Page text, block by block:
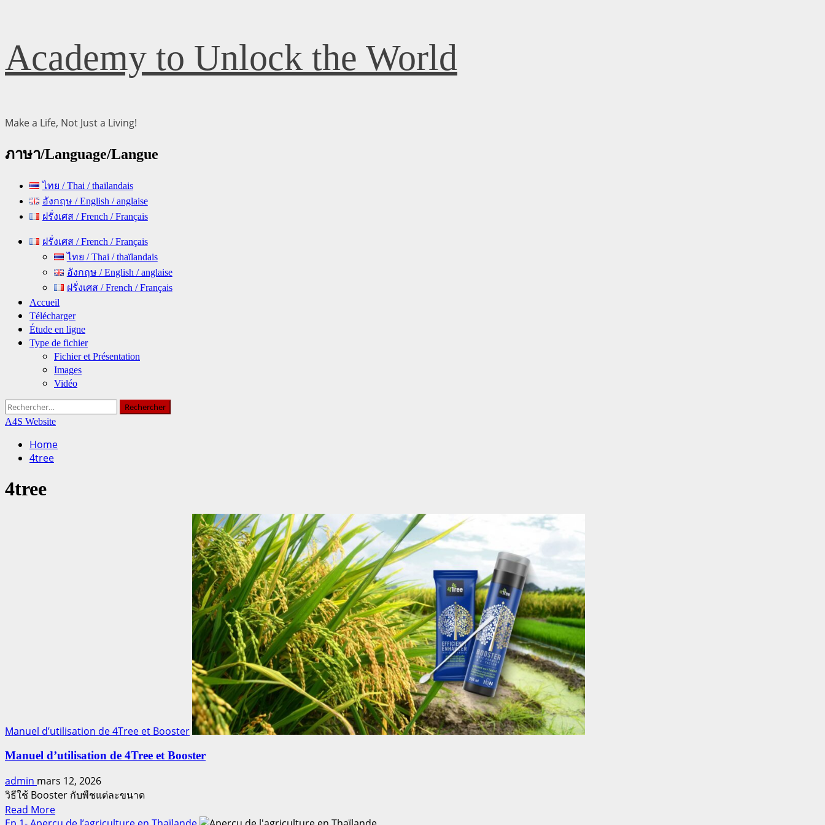
Skip
to
content
Academy to Unlock the World
Make a Life, Not Just a Living!
ภาษา/Language/Langue
ไทย / Thai / thaïlandais
อังกฤษ / English / anglaise
ฝรั่งเศส / French / Français
Primary ฝรั่งเศส / French / Français
ไทย / Thai / thaïlandais
อังกฤษ / English / anglaise
ฝรั่งเศส / French / Français
Accueil
Télécharger
Étude en ligne
Type de fichier
Fichier et Présentation
Images
Vidéo
Rechercher :
A4S Website
Home
4tree
4tree
Manuel d’utilisation de 4Tree et Booster
Manuel d’utilisation de 4Tree et Booster
admin mars 12, 2026
วิธีใช้ Booster กับพืชแต่ละขนาด
Read MoreRead